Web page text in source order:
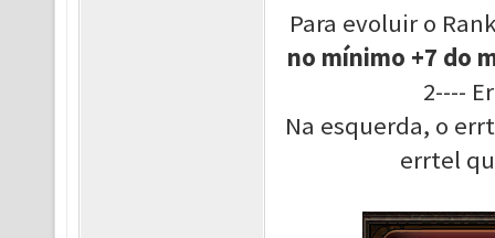
Para evoluir o
no mínimo +7 do
2----
Na esquerda, o
errtel